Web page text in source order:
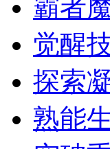
霸者
觉醒
探索
熟能